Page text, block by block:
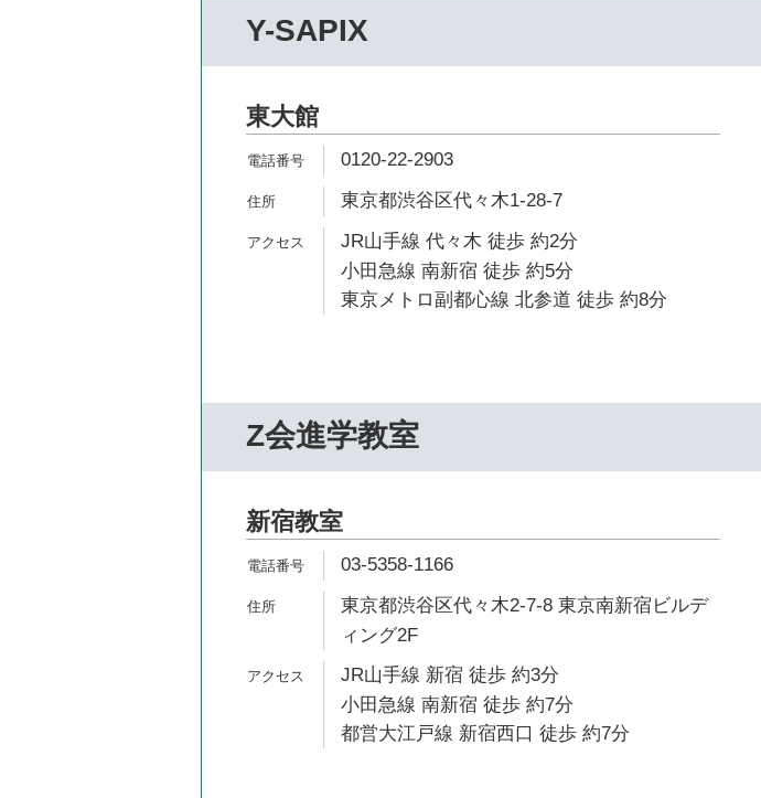
Y-SAPIX
東大館
0120-22-2903
東京都渋谷区代々木1-28-7
JR山手線 代々木 徒歩 約2分
小田急線 南新宿 徒歩 約5分
東京メトロ副都心線 北参道 徒歩 約8分
Z会進学教室
新宿教室
03-5358-1166
東京都渋谷区代々木2-7-8 東京南新宿ビルデ
ィング2F
JR山手線 新宿 徒歩 約3分
小田急線 南新宿 徒歩 約7分
都営大江戸線 新宿西口 徒歩 約7分